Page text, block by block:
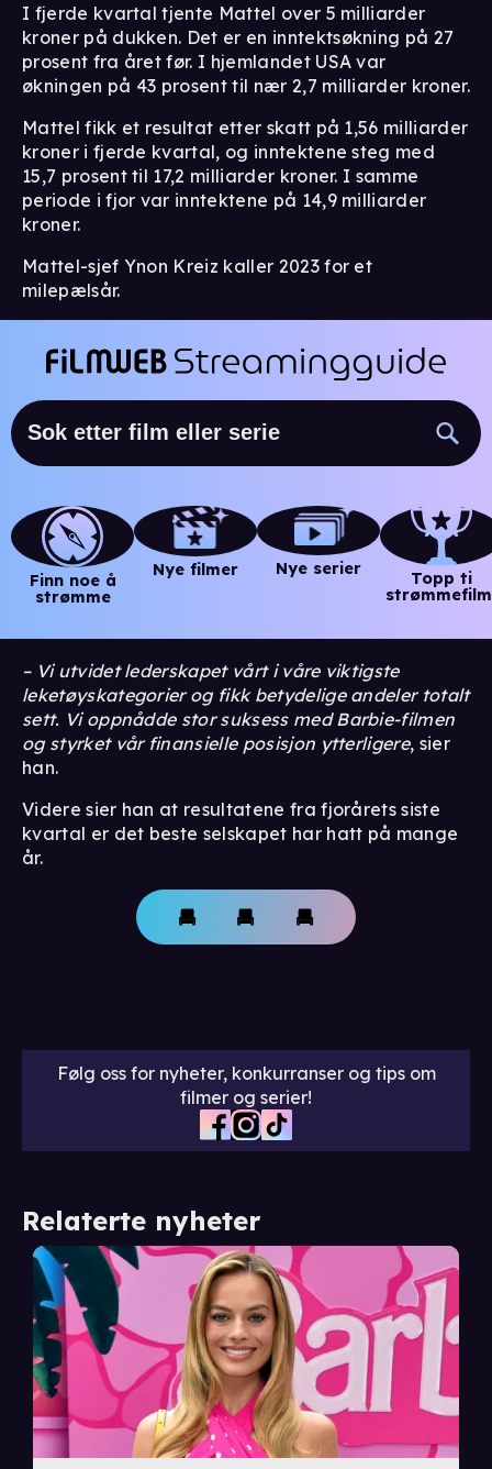
I fjerde kvartal tjente Mattel over 5 milliarder
kroner på dukken. Det er en inntektsøkning på 27
prosent fra året før. I hjemlandet USA var
økningen på 43 prosent til nær 2,7 milliarder kroner.
Mattel fikk et resultat etter skatt på 1,56 milliarder
kroner i fjerde kvartal, og inntektene steg med
15,7 prosent til 17,2 milliarder kroner. I samme
periode i fjor var inntektene på 14,9 milliarder
kroner.
Mattel-sjef Ynon Kreiz kaller 2023 for et
milepælsår.
Finn noe å
strømme
Nye filmer Nye serier
Topp ti
– Vi utvidet lederskapet vårt i våre viktigste
leketøyskategorier og fikk betydelige andeler totalt
sett. Vi oppnådde stor suksess med Barbie-filmen
og styrket vår finansielle posisjon ytterligere, sier
han.
Videre sier han at resultatene fra fjorårets siste
kvartal er det beste selskapet har hatt på mange
år.
Følg oss for nyheter, konkurranser og tips om
filmer og serier!
Relaterte nyheter